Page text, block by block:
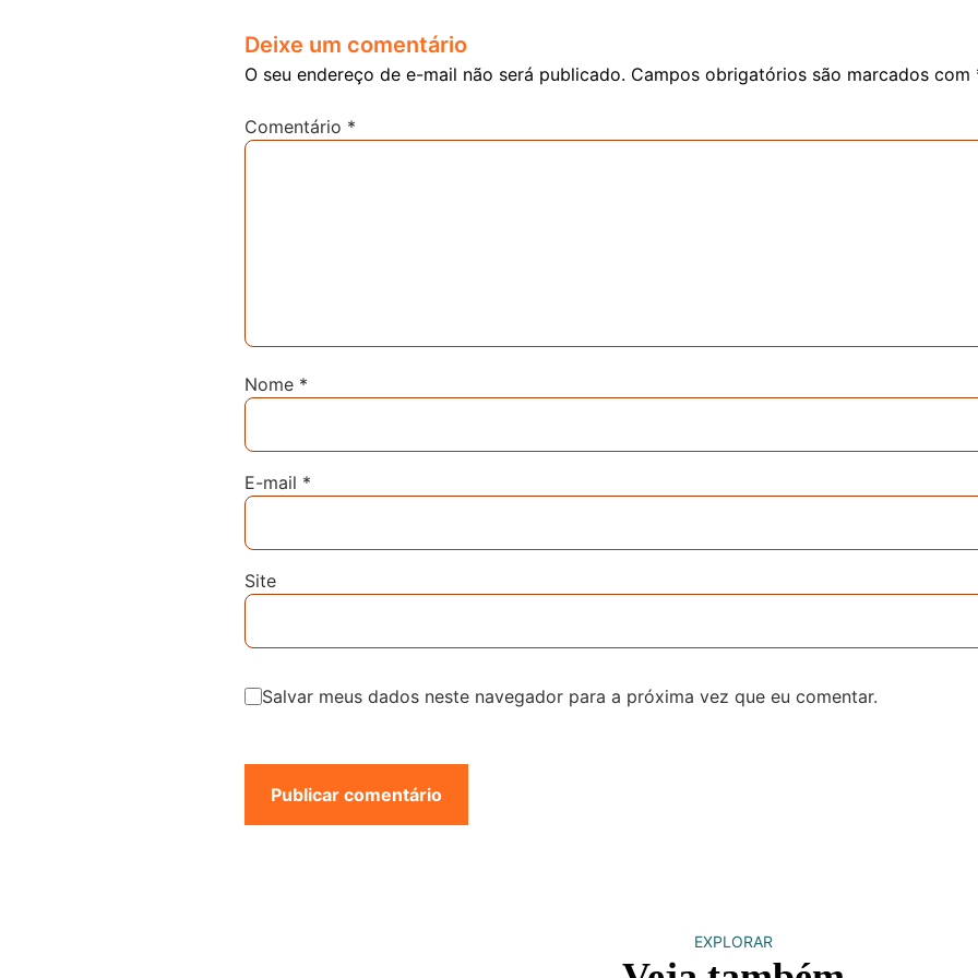
Deixe um comentário
O seu endereço de e-mail não será publicado. Campos obrigatórios são marcados com
Comentário *
Nome *
E-mail *
Site
Salvar meus dados neste navegador para a próxima vez que eu comentar.
EXPLORAR